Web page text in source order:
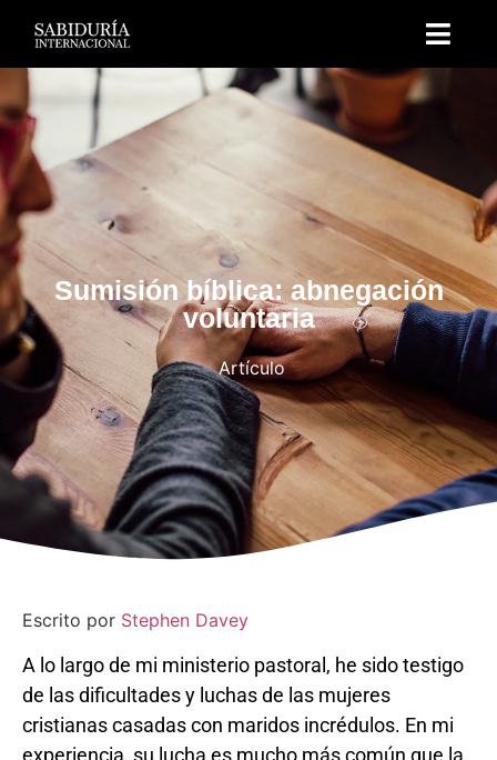
Sumisión bíblica: abnegación
voluntaria
Artículo
Escrito por Stephen Davey
A lo largo de mi ministerio pastoral, he sido testigo
de las dificultades y luchas de las mujeres
cristianas casadas con maridos incrédulos. En mi
experiencia, su lucha es mucho más común que la